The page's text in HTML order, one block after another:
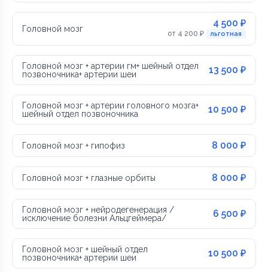
Головной мозг 4 500 ₽
от 4 200 ₽ льготная
Головной мозг + артерии гм+ шейный отдел
позвоночника+ артерии шеи
13 500 ₽
Головной мозг + артерии головного мозга+
шейный отдел позвоночника
10 500 ₽
Головной мозг + гипофиз 8 000 ₽
Головной мозг + глазные орбиты 8 000 ₽
Головной мозг + нейродегенерация /
исключение болезни Альцгеймера/
6 500 ₽
Головной мозг + шейный отдел
позвоночника+ артерии шеи
10 500 ₽